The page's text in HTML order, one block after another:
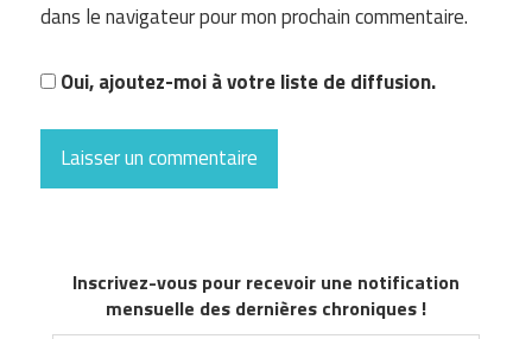
dans le navigateur pour mon prochain commentaire.
Oui, ajoutez-moi à votre liste de diffusion.
Inscrivez-vous pour recevoir une notification
mensuelle des dernières chroniques !